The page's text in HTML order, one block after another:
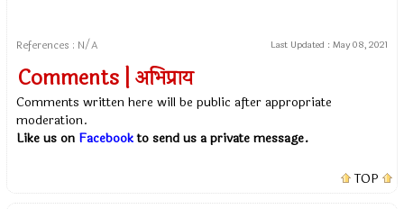
References : N/A Last Updated : May 08, 2021
Comments | अभिप्राय
Comments written here will be public after appropriate
moderation.
Like us on Facebookto send us a private message.
TOP